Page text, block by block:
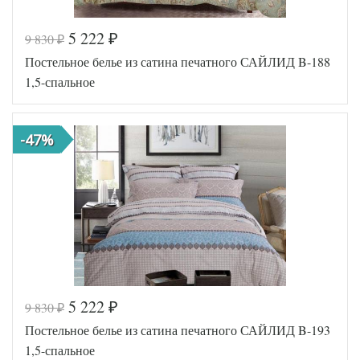
Код товара
540-853
Артикул
SLD-B-
Ткань
Размер
пододеяльника 150х215
Размер
простыни
160х220
70х70
(2шт)
Производитель
Sailid
(Китай)
Код товара
540-857
Артикул
SLD-B-
9 830₽ 5 222 ₽
Постельное белье из сатина печатного САЙЛИД B-188
1,5-спальное
-47%
9 830₽ 5 222 ₽
Постельное белье из сатина печатного САЙЛИД B-193
1,5-спальное